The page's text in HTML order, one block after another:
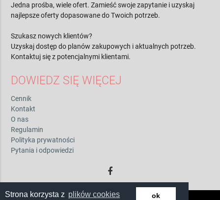
Strona korzysta z plików cookies ok
Jedna prośba, wiele ofert. Zamieść swoje zapytanie i uzyskaj
najlepsze oferty dopasowane do Twoich potrzeb.
Szukasz nowych klientów?
Uzyskaj dostęp do planów zakupowych i aktualnych potrzeb.
Kontaktuj się z potencjalnymi klientami.
DOWIEDZ SIĘ WIĘCEJ
Cennik
Kontakt
O nas
Regulamin
Polityka prywatności
Pytania i odpowiedzi